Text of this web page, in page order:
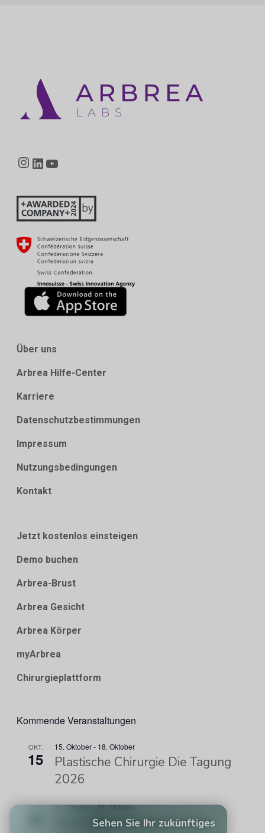
Sehen Sie Ihr zukünftiges
Instagram
LinkedIn
Über uns
Arbrea Hilfe-Center
Karriere
Datenschutzbestimmungen
Impressum
Nutzungsbedingungen
Kontakt
Jetzt kostenlos einsteigen
Demo buchen
Arbrea-Brust
Arbrea Gesicht
Arbrea Körper
myArbrea
Chirurgieplattform
Kommende Veranstaltungen
OKT.
15
15. Oktober- 18. Oktober
Plastische Chirurgie Die Tagung
2026
OKT. 27. Oktober-31. Oktober
ISAPS-Weltkongress 2026